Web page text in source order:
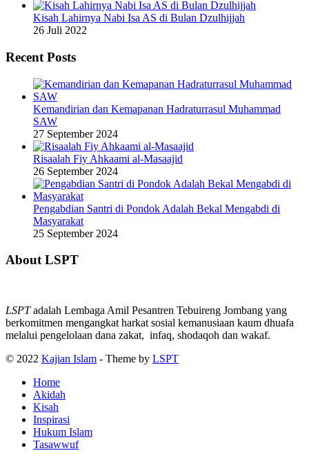
Kisah Lahirnya Nabi Isa AS di Bulan Dzulhijjah
26 Juli 2022
Recent Posts
Kemandirian dan Kemapanan Hadraturrasul Muhammad
SAW
27 September 2024
Risaalah Fiy Ahkaami al-Masaajid
26 September 2024
Pengabdian Santri di Pondok Adalah Bekal Mengabdi di
Masyarakat
25 September 2024
About LSPT
LSPTadalah Lembaga Amil Pesantren Tebuireng Jombang yang
berkomitmen mengangkat harkat sosial kemanusiaan kaum dhuafa
melalui pengelolaan dana zakat, infaq, shodaqoh dan wakaf.
© 2022 Kajian Islam - Theme by LSPT
Home
Akidah
Kisah
Inspirasi
Hukum Islam
Tasawwuf